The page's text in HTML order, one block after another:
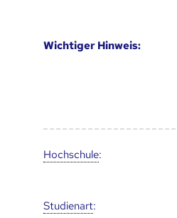
Wich­ti­ger Hin­weis:
Hoch­schule:
Studienart: